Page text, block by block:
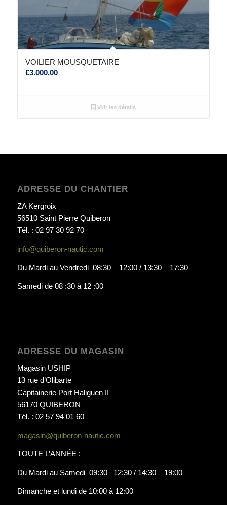
VOILIER MOUSQUETAIRE
€3.000,00
Voir les détails
ADRESSE DU CHANTIER
ZA Kergroix
56510 Saint Pierre Quiberon
Tél. : 02 97 30 92 70
info@quiberon-nautic.com
Du Mardi au Vendredi 08:30 – 12:00 / 13:30 – 17:30
Samedi de 08 :30 à 12 :00
ADRESSE DU MAGASIN
Magasin USHIP
13 rue d’Olibarte
Capitainerie Port Haliguen II
56170 QUIBERON
Tél. : 02 57 94 01 60
magasin@quiberon-nautic.com
TOUTE L’ANNÉE :
Du Mardi au Samedi 09:30– 12:30 / 14:30 – 19:00
Dimanche et lundi de 10:00 à 12:00